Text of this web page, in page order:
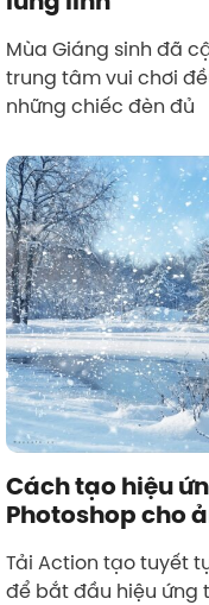
Mùa Giáng sinh đã
trung tâm vui chơi
những chiếc đèn đủ
Cách tạo hiệu
Photoshop cho
Tải Action tạo tuyết
để bắt đầu hiệu ứng